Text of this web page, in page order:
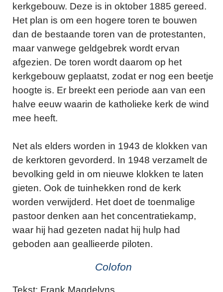
kerkgebouw. Deze is in oktober 1885 gereed.
Het plan is om een hogere toren te bouwen
dan de bestaande toren van de protestanten,
maar vanwege geldgebrek wordt ervan
afgezien. De toren wordt daarom op het
kerkgebouw geplaatst, zodat er nog een beetje
hoogte is. Er breekt een periode aan van een
halve eeuw waarin de katholieke kerk de wind
mee heeft.
Net als elders worden in 1943 de klokken van
de kerktoren gevorderd. In 1948 verzamelt de
bevolking geld in om nieuwe klokken te laten
gieten. Ook de tuinhekken rond de kerk
worden verwijderd. Het doet de toenmalige
pastoor denken aan het concentratiekamp,
waar hij had gezeten nadat hij hulp had
geboden aan geallieerde piloten.
Colofon
Tekst: Frank Magdelyns